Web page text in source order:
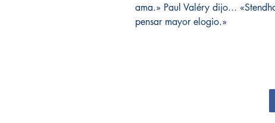
ama.» Paul Valéry dijo...
pensar mayor elogio.»